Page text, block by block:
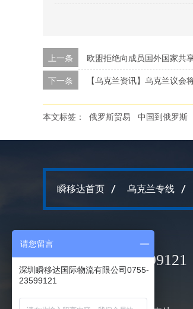
上一条
欧盟拒绝向成员国外国家共
下一条 【乌克兰资讯】乌克兰议
本文标签： 俄罗斯贸易 中国到俄罗斯
瞬移达首页 乌克兰专线
0755-23599121
请您留言
深圳瞬移达国际物流有限公司0755-
23599121